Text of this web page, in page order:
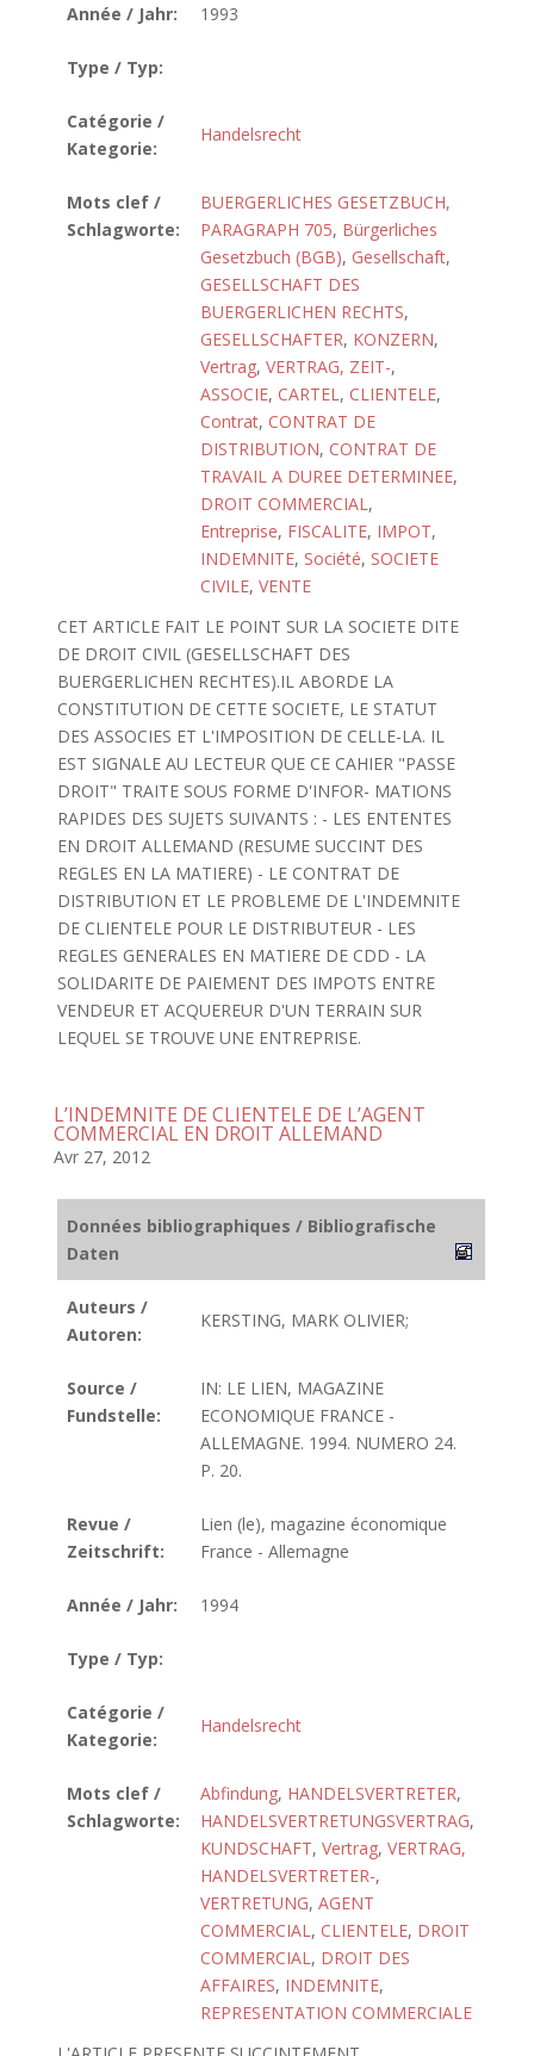
Année / Jahr: 1993
Type / Typ:
Catégorie /
Kategorie:
Handelsrecht
Mots clef /
Schlagworte:
BUERGERLICHES GESETZBUCH,
PARAGRAPH 705, Bürgerliches
Gesetzbuch (BGB), Gesellschaft,
GESELLSCHAFT DES
BUERGERLICHEN RECHTS,
GESELLSCHAFTER, KONZERN,
Vertrag, VERTRAG, ZEIT-,
ASSOCIE, CARTEL, CLIENTELE,
Contrat, CONTRAT DE
DISTRIBUTION, CONTRAT DE
TRAVAIL A DUREE DETERMINEE,
DROIT COMMERCIAL,
Entreprise, FISCALITE, IMPOT,
INDEMNITE, Société, SOCIETE
CIVILE, VENTE
CET ARTICLE FAIT LE POINT SUR LA SOCIETE DITE
DE DROIT CIVIL (GESELLSCHAFT DES
BUERGERLICHEN RECHTES).IL ABORDE LA
CONSTITUTION DE CETTE SOCIETE, LE STATUT
DES ASSOCIES ET L'IMPOSITION DE CELLE-LA. IL
EST SIGNALE AU LECTEUR QUE CE CAHIER "PASSE
DROIT" TRAITE SOUS FORME D'INFOR- MATIONS
RAPIDES DES SUJETS SUIVANTS : - LES ENTENTES
EN DROIT ALLEMAND (RESUME SUCCINT DES
REGLES EN LA MATIERE) - LE CONTRAT DE
DISTRIBUTION ET LE PROBLEME DE L'INDEMNITE
DE CLIENTELE POUR LE DISTRIBUTEUR - LES
REGLES GENERALES EN MATIERE DE CDD - LA
SOLIDARITE DE PAIEMENT DES IMPOTS ENTRE
VENDEUR ET ACQUEREUR D'UN TERRAIN SUR
LEQUEL SE TROUVE UNE ENTREPRISE.
L’INDEMNITE DE CLIENTELE DE L’AGENT
COMMERCIAL EN DROIT ALLEMAND
Avr 27, 2012
Données bibliographiques / Bibliografische
Daten
Auteurs /
Autoren:
KERSTING, MARK OLIVIER;
Source /
Fundstelle:
IN: LE LIEN, MAGAZINE
ECONOMIQUE FRANCE -
ALLEMAGNE. 1994. NUMERO 24.
P. 20.
Revue /
Zeitschrift:
Lien (le), magazine économique
France - Allemagne
Année / Jahr: 1994
Type / Typ:
Catégorie /
Kategorie:
Handelsrecht
Mots clef /
Schlagworte:
Abfindung, HANDELSVERTRETER,
HANDELSVERTRETUNGSVERTRAG,
KUNDSCHAFT, Vertrag, VERTRAG,
HANDELSVERTRETER-,
VERTRETUNG, AGENT
COMMERCIAL, CLIENTELE, DROIT
COMMERCIAL, DROIT DES
AFFAIRES, INDEMNITE,
REPRESENTATION COMMERCIALE